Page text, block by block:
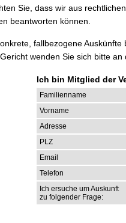
Sie, dass wir aus
beantworten können.
fallbezogene
wenden Sie sich bitte an
Ich bin Mitglied der
Familienname
Vorname
Adresse
PLZ
Email
Telefon
Ich ersuche um Auskunft
zu folgender Frage: